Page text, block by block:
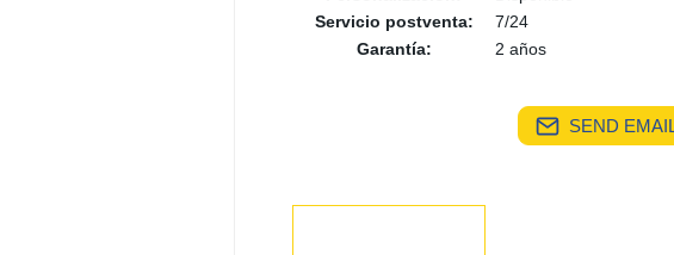
Servicio postventa:
7/24
Garantía:
2 años
SEND